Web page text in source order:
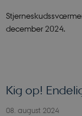
december 2024.
Kig op!
08. august 2024